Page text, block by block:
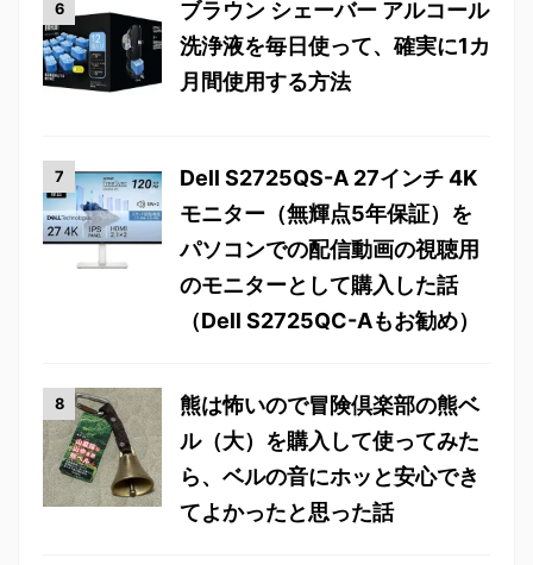
ブラウン シェーバー アルコール
洗浄液を毎日使って、確実に1カ
月間使用する方法
Dell S2725QS-A 27インチ 4K
モニター（無輝点5年保証）を
パソコンでの配信動画の視聴用
のモニターとして購入した話
（Dell S2725QC-Aもお勧め）
熊は怖いので冒険倶楽部の熊ベ
ル（大）を購入して使ってみた
ら、ベルの音にホッと安心でき
てよかったと思った話